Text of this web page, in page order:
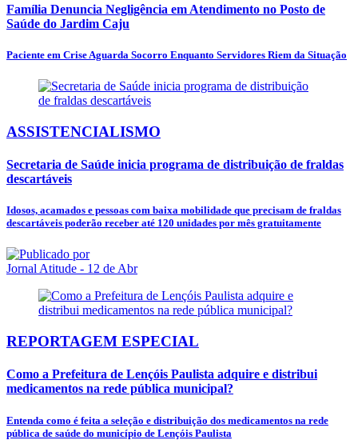
Família Denuncia Negligência em Atendimento no Posto de
Saúde do Jardim Caju
Paciente em Crise Aguarda Socorro Enquanto Servidores Riem da Situação
ASSISTENCIALISMO
Secretaria de Saúde inicia programa de distribuição de fraldas
descartáveis
Idosos, acamados e pessoas com baixa mobilidade que precisam de fraldas
descartáveis poderão receber até 120 unidades por mês gratuitamente
Jornal Atitude - 12 de Abr
REPORTAGEM ESPECIAL
Como a Prefeitura de Lençóis Paulista adquire e distribui
medicamentos na rede pública municipal?
Entenda como é feita a seleção e distribuição dos medicamentos na rede
pública de saúde do município de Lençóis Paulista